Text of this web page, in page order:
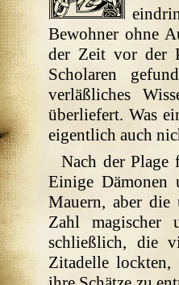
Bewohner ohne
der Zeit vor der
Scholaren
verläßliches
überliefert. Was
eigentlich auch
Nach der Plage
Einige
Mauern, aber die
Zahl magischer
schließlich, die
Zitadelle